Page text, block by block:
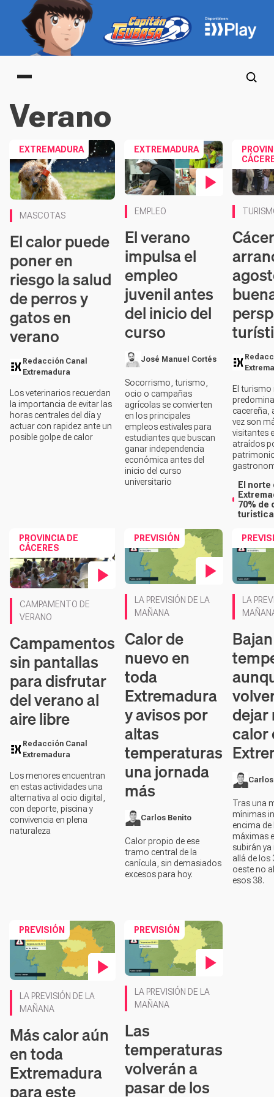
Main menu
Verano
EXTREMADURA
MASCOTAS
El calor puede
poner en
riesgo la salud
de perros y
gatos en
verano
Redacción Canal
Extremadura
Los veterinarios recuerdan
la importancia de evitar las
horas centrales del día y
actuar con rapidez ante un
posible golpe de calor
EXTREMADURA
EMPLEO
El verano
impulsa el
empleo
juvenil antes
del inicio del
curso
José Manuel Cortés
Socorrismo, turismo,
ocio o campañas
agrícolas se convierten
en los principales
empleos estivales para
estudiantes que buscan
ganar independencia
económica antes del
inicio del curso
universitario
El
cacereña,
vez son
visitantes
atraídos
El norte
70% de
turística
PROVINCIA DE
CÁCERES
CAMPAMENTO DE
VERANO
Campamentos
sin pantallas
para disfrutar
del verano al
aire libre
Redacción Canal
Extremadura
Los menores encuentran
en estas actividades una
alternativa al ocio digital,
con deporte, piscina y
convivencia en plena
naturaleza
PREVISIÓN
LA PREVISIÓN DE LA
MAÑANA
Calor de
nuevo en
toda
Extremadura
y avisos por
altas
temperaturas
una jornada
más
Carlos Benito
Calor propio de ese
tramo central de la
canícula, sin demasiados
excesos para hoy.
LA
dejar
calor
Tras una
mínimas
encima de
máximas
subirán
allá de los
oeste no
esos 38.
PREVISIÓN
LA PREVISIÓN DE LA
MAÑANA
Más calor aún
en toda
Extremadura
para este
PREVISIÓN
LA PREVISIÓN DE LA
MAÑANA
Las
temperaturas
volverán a
pasar de los